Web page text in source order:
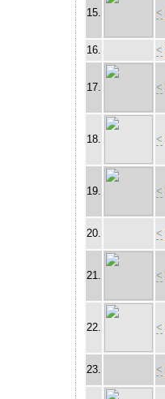
15. <
16. <
17. <
18. <
19. <
20. <
21. <
22. <
23. <